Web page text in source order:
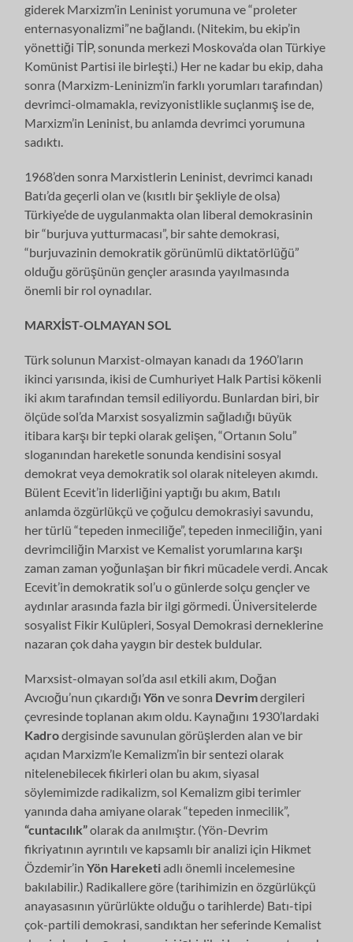
giderek Marxizm’in Leni­nist yorumuna ve “proleter
enternasyonalizmi”ne bağlandı. (Nitekim, bu ekip’in
yönettiği TİP, sonunda merkezi Moskova’da olan Türkiye
Komünist Partisi ile birleşti.) Her ne kadar bu ekip, daha
sonra (Marxizm-Leninizm’in farklı yorum­ları tarafından)
devrimci-olmamakla, revizyonistlikle suçlanmış ise de,
Marxizm’in Leninist, bu anlamda devrimci yorumuna
sadıktı.
1968’den sonra Marxistlerin Leninist, devrimci kanadı
Batı’da geçerli olan ve (kısıtlı bir şekliyle de olsa)
Türkiye’de de uygulanmakta olan liberal demok­rasinin
bir “burjuva yutturmacası”, bir sahte demokrasi,
“burjuvazinin demok­ratik görünümlü diktatörlüğü”
olduğu görüşünün gençler arasında yayılmasın­da
önemli bir rol oynadılar.
MARXİST-OLMAYAN SOL
Türk solunun Marxist-olmayan kanadı da 1960’ların
ikinci yarısında, ikisi de Cumhuriyet Halk Partisi kökenli
iki akım tarafından temsil ediliyordu. Bunlardan biri, bir
ölçüde sol’da Marxist sosyalizmin sağladığı büyük
itibara karşı bir tepki olarak gelişen, “Ortanın Solu”
sloganından hareketle sonunda kendisini sosyal
demokrat veya demokratik sol olarak niteleyen akımdı.
Bülent Ecevit’in liderliğini yaptığı bu akım, Batılı
anlamda özgürlükçü ve çoğulcu demokrasiyi savundu,
her türlü “tepeden inmeciliğe”, tepeden inmeciliğin, yani
devrimcili­ğin Marxist ve Kemalist yorumlarına karşı
zaman zaman yoğunlaşan bir fikri mücadele verdi. Ancak
Ecevit’in demokratik sol’u o günlerde solçu gençler ve
aydınlar arasında fazla bir ilgi görmedi. Üniversitelerde
sosyalist Fikir Kulüple­ri, Sosyal Demokrasi derneklerine
nazaran çok daha yaygın bir destek buldular.
Marxsist-olmayan sol’da asıl etkili akım, Doğan
Avcıoğu’nun çıkardığıYönve sonra Devrimdergileri
çevresinde toplanan akım oldu. Kaynağını 1930’lardaki
Kadrodergisinde savunulan görüşlerden alan ve bir
açıdan Mar­xizm’le Kemalizm’in bir sentezi olarak
nitelenebilecek fikirleri olan bu akım, si­yasal
söylemimizde radikalizm, sol Kemalizm gibi terimler
yanında daha ami­yane olarak “tepeden inmecilik”,
“cuntacılık”olarak da anılmıştır. (Yön-Devrim
fikriyatının ayrıntılı ve kapsamlı bir analizi için Hikmet
Özdemir’inYön Hareke­tiadlı önemli incelemesine
bakılabilir.) Radikallere göre (tarihimizin en özgür­lükçü
anayasasının yürürlükte olduğu o tarihlerde) Batı-tipi
çok-partili demok­rasi, sandıktan her seferinde Kemalist